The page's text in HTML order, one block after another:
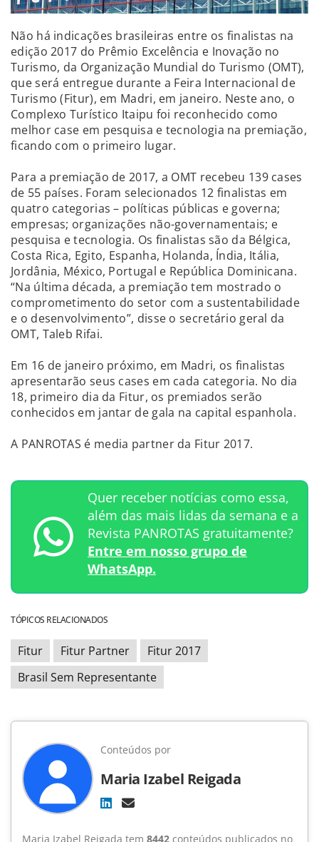
Não há indicações brasileiras entre os finalistas na
edição 2017 do Prêmio Excelência e Inovação no
Turismo, da Organização Mundial do Turismo (OMT),
que será entregue durante a Feira Internacional de
Turismo (Fitur), em Madri, em janeiro. Neste ano, o
Complexo Turístico Itaipu foi reconhecido como
melhor case em pesquisa e tecnologia na premiação,
ficando com o primeiro lugar.
Para a premiação de 2017, a OMT recebeu 139 cases
de 55 países. Foram selecionados 12 finalistas em
quatro categorias – políticas públicas e governa;
empresas; organizações não-governamentais; e
pesquisa e tecnologia. Os finalistas são da Bélgica,
Costa Rica, Egito, Espanha, Holanda, Índia, Itália,
Jordânia, México, Portugal e República Dominicana.
“Na última década, a premiação tem mostrado o
comprometimento do setor com a sustentabilidade
e o desenvolvimento”, disse o secretário geral da
OMT, Taleb Rifai.
Em 16 de janeiro próximo, em Madri, os finalistas
apresentarão seus cases em cada categoria. No dia
18, primeiro dia da Fitur, os premiados serão
conhecidos em jantar de gala na capital espanhola.
A PANROTAS é media partner da Fitur 2017.
Quer receber notícias como essa,
além das mais lidas da semana e a
Revista PANROTAS gratuitamente?
Entre em nosso grupo de
WhatsApp.
TÓPICOS RELACIONADOS
Fitur Fitur Partner
Fitur 2017
Brasil Sem Representante
Conteúdos por
Maria Izabel Reigada
Maria Izabel Reigada tem 8442 conteúdos publicados no